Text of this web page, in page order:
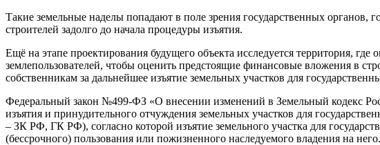
Такие земельные наделы попадают в поле зрения государственных органов,
строителей задолго до начала процедуры изъятия.
Ещё на этапе проектирования будущего объекта исследуется территория,
землепользователей, чтобы оценить предстоящие финансовые вложения в
собственникам за дальнейшее изъятие земельных участков для
Федеральный закон №499-ФЗ «О внесении изменений в Земельный кодекс
изъятия и принудительного отчуждения земельных участков для
– ЗК РФ, ГК РФ), согласно которой изъятие земельного участка для
(бессрочного) пользования или пожизненного наследуемого владения на него.